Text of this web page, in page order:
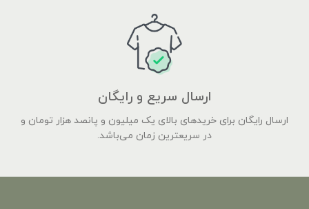
ارسال سریع و رایگان
ارسال رایگان برای خریدهای بالای یک میلیون و پانصد هزار تومان و
در سریعترین زمان می‌باشد.